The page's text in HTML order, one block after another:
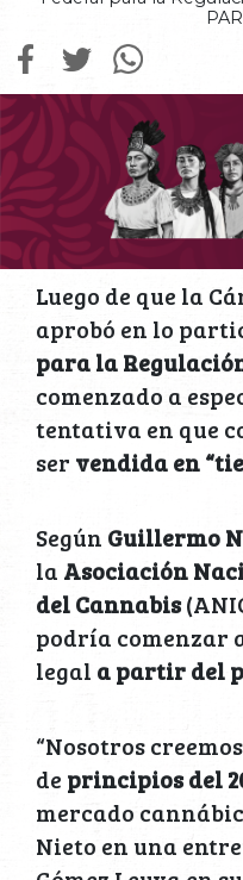
Luego de que la
aprobó en lo
para la
comenzado a
tentativa en que
ser vendida en
Según Guillermo
la Asociación
del Cannabis
podría comenzar
legal a partir del
“Nosotros
de principios del
mercado
Nieto en una